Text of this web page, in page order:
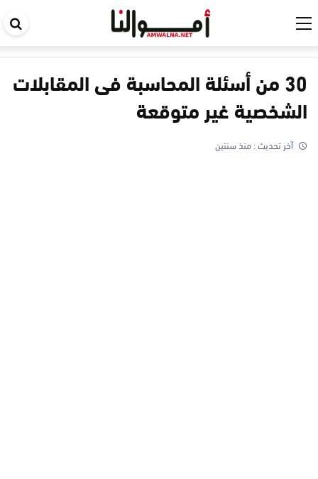
30 من أسئلة المحاسبة فى المقابلات
الشخصية غير متوقعة
آخر تحديث :منذ سنتين